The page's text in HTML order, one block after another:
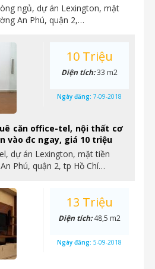
ngủ, dự án Lexington, mặt
An Phú, quận 2,…
căn office-tel, nội thất cơ
vào đc ngay, giá 10 triệu
dự án Lexington, mặt tiền
Phú, quận 2, tp Hồ Chí…
10 Triệu
Diện tích:33 m2
Ngày đăng: 7-09-2018
13 Triệu
Diện tích:48,5 m2
Ngày đăng: 5-09-2018